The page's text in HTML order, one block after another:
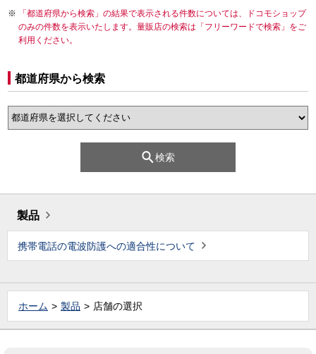
「都道府県から検索」の結果で表示される件数については、ドコモショップ
のみの件数を表示いたします。量販店の検索は「フリーワードで検索」をご
利用ください。
都道府県から検索
検索
製品
携帯電話の電波防護への適合性について
ホーム 製品 店舗の選択